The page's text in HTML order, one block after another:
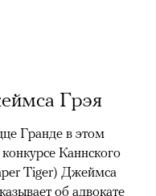
Грэя
Гранде в этом
Каннского
Tiger) Джеймса
об адвокате